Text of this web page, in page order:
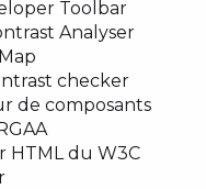
Toolbar
Analyser
checker
de composants
HTML du W3C